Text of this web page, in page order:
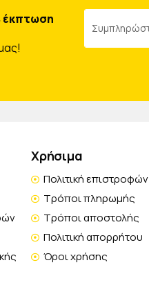
έκπτωση
Χρήσιμα
Πολιτική επιστροφών
Τρόποι πληρωμής
Τρόποι αποστολής
Πολιτική απορρήτου
Όροι χρήσης